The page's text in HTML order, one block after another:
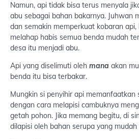
Namun, api tidak bisa terus menyala
abu sebagai bahan bakarnya. Juhwan
dan semakin memperkuat kobaran api,
melahap habis semua benda mudah
desa itu menjadi abu.
Api yang diselimuti oleh mana akan
benda itu bisa terbakar.
Mungkin si penyihir api memanfaatkan
dengan cara melapisi cambuknya
getah pohon. Jika memang begitu, di
dilapisi oleh bahan serupa yang